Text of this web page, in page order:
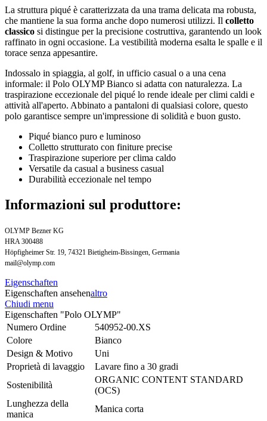
La struttura piqué è caratterizzata da una trama delicata ma robusta,
che mantiene la sua forma anche dopo numerosi utilizzi. Il colletto
classico si distingue per la precisione costruttiva, garantendo un look
raffinato in ogni occasione. La vestibilità moderna esalta le spalle e il
torace senza appesantire.
Indossalo in spiaggia, al golf, in ufficio casual o a una cena
informale: il Polo OLYMP Bianco si adatta con naturalezza. La
traspirazione eccezionale del piqué lo rende ideale per climi caldi e
attività all'aperto. Abbinato a pantaloni di qualsiasi colore, questo
polo garantisce sempre un'impressione di solidità e buon gusto.
Piqué bianco puro e luminoso
Colletto strutturato con finiture precise
Traspirazione superiore per clima caldo
Versatile da casual a business casual
Durabilità eccezionale nel tempo
Informazioni sul produttore:
OLYMP Bezner KG
HRA 300488
Höpfigheimer Str. 19, 74321 Bietigheim-Bissingen, Germania
mail@olymp.com
Eigenschaften
Eigenschaften ansehenaltro
Chiudi menu
Eigenschaften "Polo OLYMP"
Numero Ordine
540952-00.XS
Colore
Bianco
Design & Motivo
Uni
Proprietà di lavaggio
Lavare fino a 30 gradi
Sostenibilità
ORGANIC CONTENT STANDARD
(OCS)
Lunghezza della
manica
Manica corta